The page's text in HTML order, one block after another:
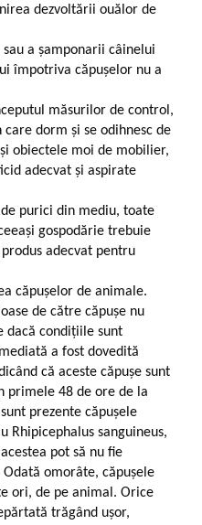
dezvoltării ouălor de
a șamponarii câinelui
împotriva căpușelor nu a
măsurilor de control,
dorm și se odihnesc de
obiectele moi de mobilier,
adecvat și aspirate
purici din mediu, toate
gospodărie trebuie
adecvat pentru
căpușelor de animale.
de către căpușe nu
dacă condițiile sunt
a fost dovedită
că aceste căpușe sunt
primele 48 de ore de la
prezente căpușele
Rhipicephalus sanguineus,
pot să nu fie
omorâte, căpușele
ori, de pe animal. Orice
trăgând ușor,